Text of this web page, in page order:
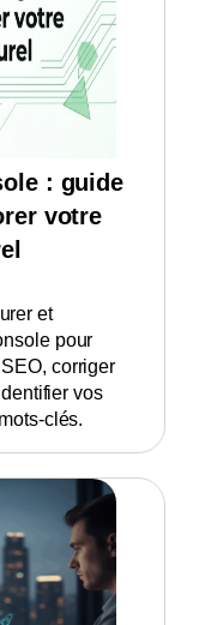
: guide
votre
et
pour
corriger
vos
clés.